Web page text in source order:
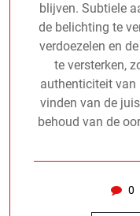
blijven. Subtiele
de belichting te
verdoezelen en
te versterken,
authenticiteit van
vinden van de
behoud van de
0